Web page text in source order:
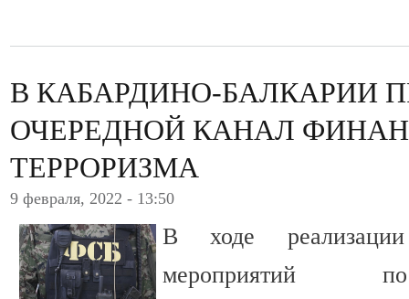
В КАБАРДИНО-БАЛКАРИИ
ОЧЕРЕДНОЙ КАНАЛ
ТЕРРОРИЗМА
9 февраля, 2022 - 13:50
В ходе реализации
мероприятий